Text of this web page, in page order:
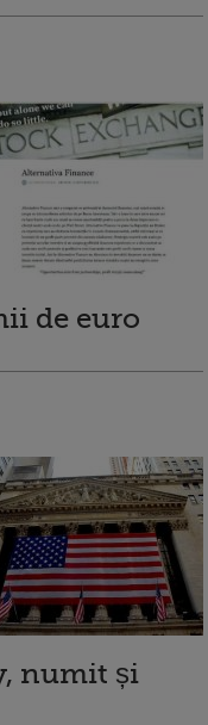
de euro
numit și